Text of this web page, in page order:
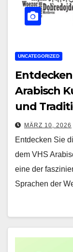
UNCATEGORIZED
Entdecken
Arabisch
und
MÄRZ 10, 2026
Entdecken Sie
dem VHS
eine der
Sprachen der